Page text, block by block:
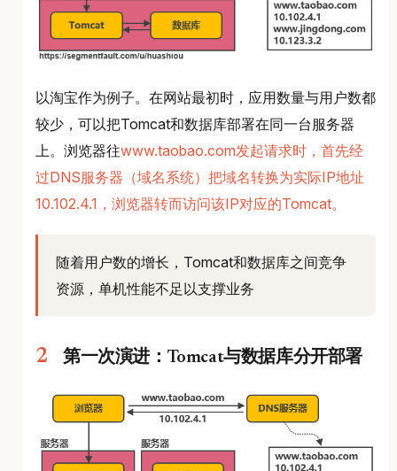
以淘宝作为例子。在网站最初时，应用数量与用户数都
较少，可以把Tomcat和数据库部署在同一台服务器
上。浏览器往www.taobao.com发起请求时，首先经
过DNS服务器（域名系统）把域名转换为实际IP地址
10.102.4.1，浏览器转而访问该IP对应的Tomcat。
随着用户数的增长，Tomcat和数据库之间竞争
资源，单机性能不足以支撑业务
第一次演进：Tomcat与数据库分开部署